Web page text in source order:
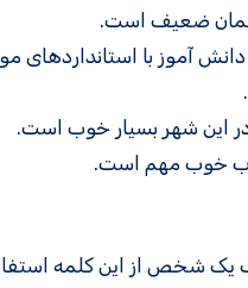
ضعیف است.
آموز با استانداردهای
این شهر بسیار خوب است.
خوب مهم است.
یک شخص از این کلمه